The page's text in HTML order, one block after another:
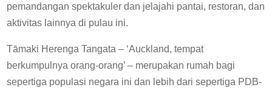
pemandangan spektakuler dan jelajahi pantai, restoran, dan
aktivitas lainnya di pulau ini.
Tāmaki Herenga Tangata – ‘Auckland, tempat
berkumpulnya orang-orang’ – merupakan rumah bagi
sepertiga populasi negara ini dan lebih dari sepertiga PDB-